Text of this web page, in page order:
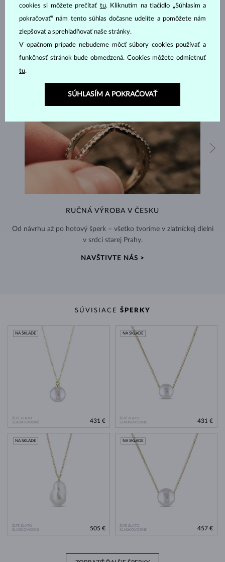
ŠPERKY ZATELIÉRU KLENOTA
RUČNÁ VÝROBA V ČESKU
Od návrhu až po hotový šperk – všetko tvoríme v zlatníckej dielni
v srdci starej Prahy.
NAVŠTIVTE NÁS >
SÚVISIACE ŠPERKY
ŽLTÉ ZLATO
SLADKOVODNÉ
NA SKLADE
431 €
ŽLTÉ ZLATO
SLADKOVODNÉ
NA SKLADE
431 €
ŽLTÉ ZLATO
SLADKOVODNÉ
NA SKLADE
505 €
ŽLTÉ ZLATO
SLADKOVODNÉ
NA SKLADE
457 €
cookies si môžete prečítať tu. Kliknutím na tlačidlo „Súhlasím a
pokračovať“ nám tento súhlas dočasne udelíte a pomôžete nám
zlepšovať a sprehľadňovať naše stránky.
V opačnom prípade nebudeme môcť súbory cookies používať a
funkčnosť stránok bude obmedzená. Cookies môžete odmietnuť
tu.
SÚHLASÍM A POKRAČOVAŤ